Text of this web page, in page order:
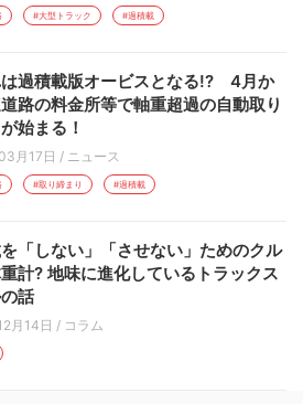
#大型トラック #過積載
過積載版オービスとなる!? 4月か
路の料金所等で軸重超過の自動取り
始まる！
月17日 / ニュース
#取り締まり #過積載
「しない」「させない」ためのクル
計? 地味に進化しているトラックス
話
月14日 / コラム